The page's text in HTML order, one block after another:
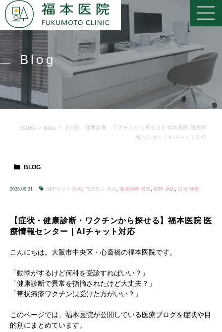
Blog
HOME Blog
【症状・健康診断・ワクチンから探せる】福本医院 医療情
報センター｜AIチャット対応
BLOG
2026.06.21 AIチャット 医療 ワクチン 大人 健康診断 異常 動悸 原因 症状 検索
【症状・健康診断・ワクチンから探せる】福本医院 医
療情報センター｜AIチャット対応
こんにちは。大阪市中央区・心斎橋の福本医院です。
「動悸がするけど何科を受診すればいい？」
「健康診断で異常を指摘されたけど大丈夫？」
「帯状疱疹ワクチンは受けた方がいい？」
このページでは、福本医院が公開している医療ブログを症状や目
的別にまとめています。